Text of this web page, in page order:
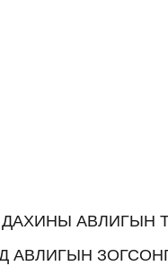
ДАХИНЫ АВЛИГЫН
АВЛИГЫН